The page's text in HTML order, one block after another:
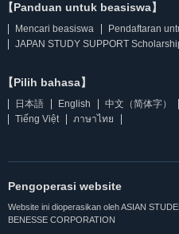
【Panduan untuk beasiswa】
Mencari beasiswa
Pendaftaran
JAPAN STUDY SUPPORT
【Pilih bahasa】
日本語 English 中文（简体字）
Tiếng Việt
ภาษาไทย
Pengoperasi website
Website ini dioperasikan oleh ASIAN
BENESSE CORPORATION